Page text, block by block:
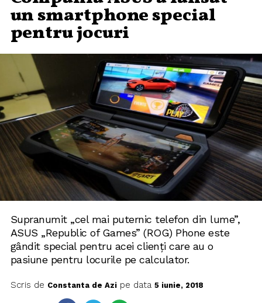
un smartphone special
pentru jocuri
Supranumit „cel mai puternic telefon din lume”,
ASUS „Republic of Games” (ROG) Phone este
gândit special pentru acei clienți care au o
pasiune pentru locurile pe calculator.
Scris de Constanta de Azipe data 5 iunie, 2018